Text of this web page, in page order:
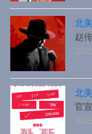
北美
赵
北美
官